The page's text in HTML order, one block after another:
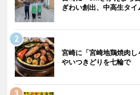
ぎわい創出、中高生タイ
宮崎に「宮崎地鶏焼肉
やいつきどりを七輪で